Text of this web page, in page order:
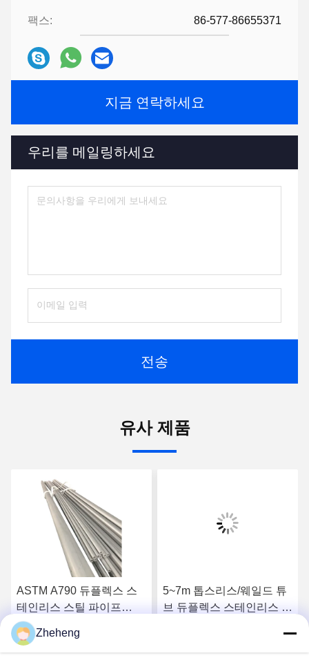
팩스: 86-577-86655371
지금 연락하세요
우리를 메일링하세요
전송
유사 제품
ASTM A790 듀플렉스 스
테인리스 스틸 파이프
S32906 곡물 간 부식에 대
한 좋은 저항성
5~7m 톱스리스/웨일드 튜
브 듀플렉스 스테인리스 스
Zheheng